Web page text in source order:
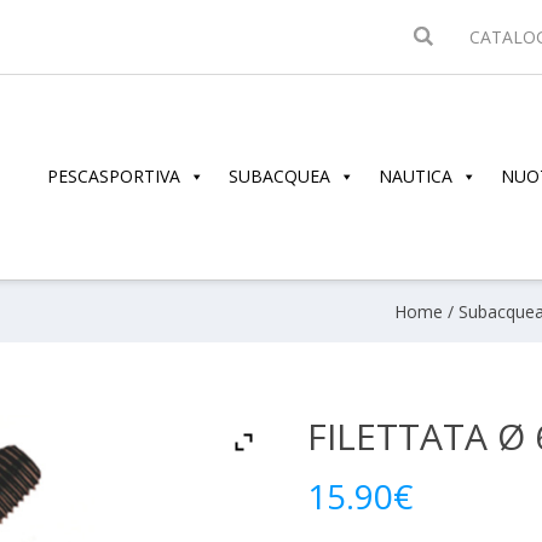
PESCASPORTIVA SUBACQUEA NAUTICA
Home /
FILETTATA Ø
15.90€